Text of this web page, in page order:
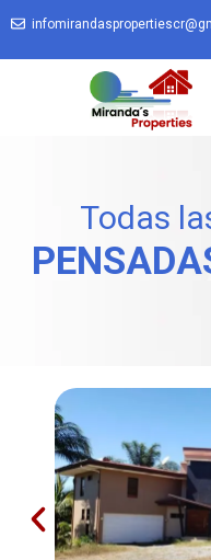
Todas